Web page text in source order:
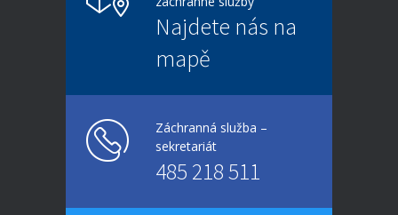
Najdete nás na
mapě
Záchranná služba –
sekretariát
485 218 511